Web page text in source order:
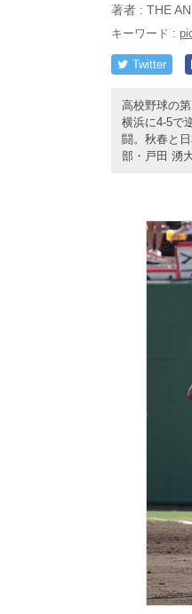
著者 : THE
キーワード :
Twitter
高校野球の
横浜に4-5で
闘。秋春と
部・戸田 湧大